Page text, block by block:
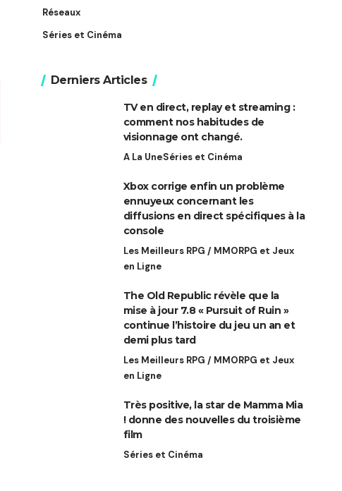
Réseaux
Séries et Cinéma
Derniers Articles
TV en direct, replay et streaming :
comment nos habitudes de
visionnage ont changé.
A La UneSéries et Cinéma
Xbox corrige enfin un problème
ennuyeux concernant les
diffusions en direct spécifiques à la
console
Les Meilleurs RPG / MMORPG et Jeux
en Ligne
The Old Republic révèle que la
mise à jour 7.8 « Pursuit of Ruin »
continue l’histoire du jeu un an et
demi plus tard
Les Meilleurs RPG / MMORPG et Jeux
en Ligne
Très positive, la star de Mamma Mia
! donne des nouvelles du troisième
film
Séries et Cinéma